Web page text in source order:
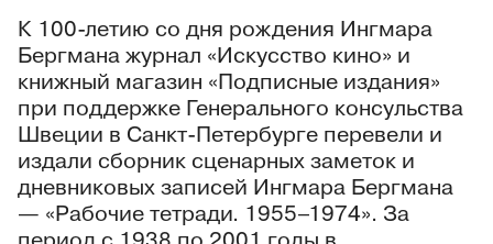
К 100-летию со дня рождения Ингмара
Бергмана журнал «Искусство кино» и
книжный магазин «Подписные издания»
при поддержке Генерального консульства
Швеции в Санкт-Петербурге перевели и
издали сборник сценарных заметок и
дневниковых записей Ингмара Бергмана
— «Рабочие тетради. 1955–1974». За